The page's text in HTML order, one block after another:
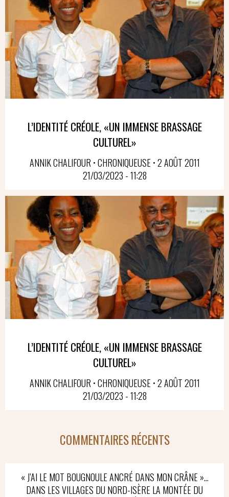
L’IDENTITÉ CRÉOLE, «UN IMMENSE BRASSAGE
CULTUREL»
ANNIK CHALIFOUR • CHRONIQUEUSE • 2 AOÛT 2011
21/03/2023 - 11:28
L’IDENTITÉ CRÉOLE, «UN IMMENSE BRASSAGE
CULTUREL»
ANNIK CHALIFOUR • CHRONIQUEUSE • 2 AOÛT 2011
21/03/2023 - 11:28
COMMENTAIRES RÉCENTS
« J’AI LE MOT BOUGNOULE ANCRÉ DANS MON CRÂNE »…
DANS LES VILLAGES DU NORD-ISÈRE LA MONTÉE DU